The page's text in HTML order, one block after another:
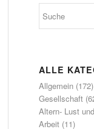
ALLE
Allgemein(172)
Gesellschaft
Altern- Lust
Arbeit(11)